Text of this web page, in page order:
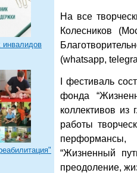
инвалидов
На все
Колесников
(whatsapp,
I фестиваль
фонда
коллективов из
работы
перформансы,
“Жизненный
преодоление,